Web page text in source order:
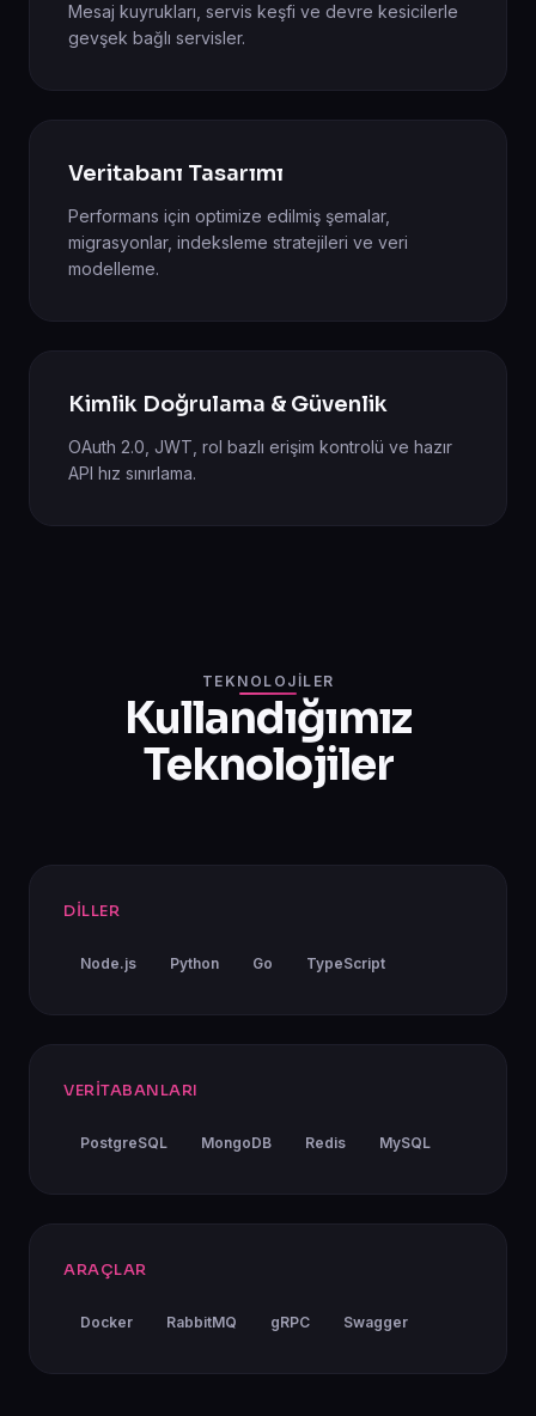
Mesaj kuyrukları, servis keşfi ve devre kesicilerle
gevşek bağlı servisler.
Veritabanı Tasarımı
Performans için optimize edilmiş şemalar,
migrasyonlar, indeksleme stratejileri ve veri
modelleme.
Kimlik Doğrulama & Güvenlik
OAuth 2.0, JWT, rol bazlı erişim kontrolü ve hazır
API hız sınırlama.
TEKNOLOJILER
Kullandığımız
Teknolojiler
DILLER
Node.js Python Go TypeScript
VERITABANLARI
PostgreSQL MongoDB Redis MySQL
ARAÇLAR
Docker RabbitMQ gRPC Swagger